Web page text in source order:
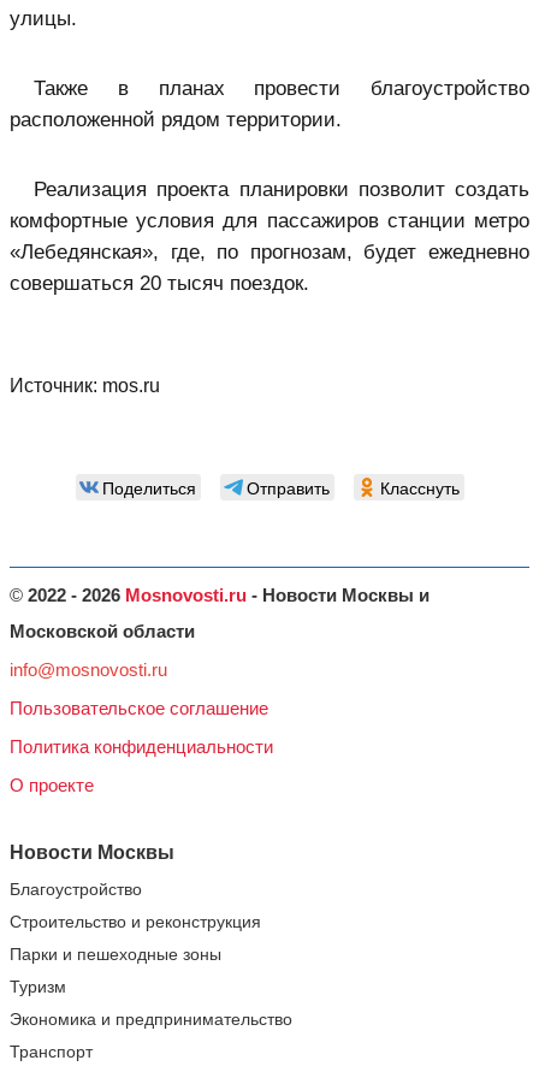
улицы.
Также в планах провести благоустройство
расположенной рядом территории.
Реализация проекта планировки позволит создать
комфортные условия для пассажиров станции метро
«Лебедянская», где, по прогнозам, будет ежедневно
совершаться 20 тысяч поездок.
Источник: mos.ru
Поделиться Отправить Класснуть
© 2022 - 2026 Mosnovosti.ru - Новости Москвы и
Московской области
info@mosnovosti.ru
Пользовательское соглашение
Политика конфиденциальности
О проекте
Новости Москвы
Благоустройство
Строительство и реконструкция
Парки и пешеходные зоны
Туризм
Экономика и предпринимательство
Транспорт